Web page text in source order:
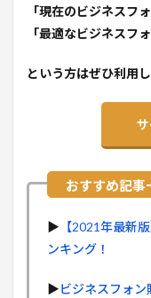
「現在のビジネスフ
「最適なビジネスフ
という方はぜひ利用
▶︎ 【2021年最新
ンキング！
▶︎ビジネスフォ